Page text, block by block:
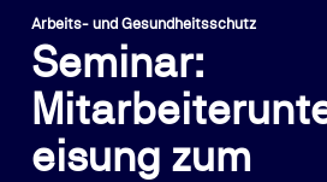
Arbeits- und Gesundheitsschutz
Seminar:
eisung zum